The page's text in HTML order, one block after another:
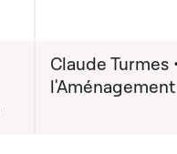
Claude Turmes